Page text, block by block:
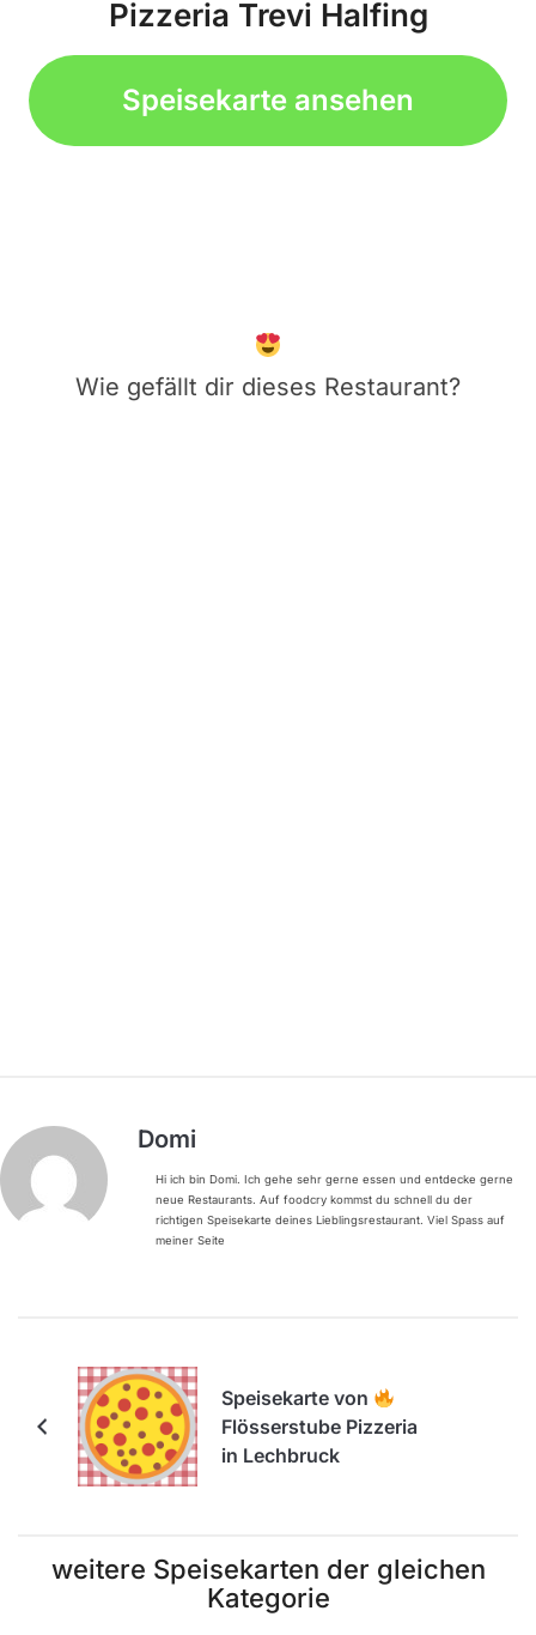
Pizzeria Trevi Halfing
Speisekarte ansehen
Wie gefällt dir dieses Restaurant?
Domi
Hi ich bin Domi. Ich gehe sehr gerne essen und entdecke gerne
neue Restaurants. Auf foodcry kommst du schnell du der
richtigen Speisekarte deines Lieblingsrestaurant. Viel Spass auf
meiner Seite
Speisekarte von
Flösserstube Pizzeria
in Lechbruck
weitere Speisekarten der gleichen
Kategorie